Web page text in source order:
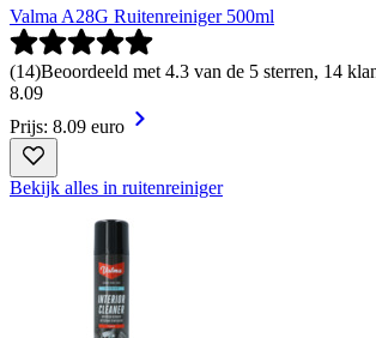
Valma A28G Ruitenreiniger 500ml
(14)Beoordeeld met 4.3 van de 5 sterren, 14
8.09
Prijs: 8.09 euro
Bekijk alles in ruitenreiniger